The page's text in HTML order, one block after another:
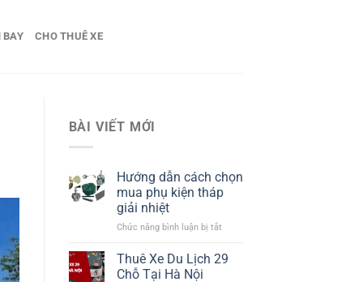
BAY CHO THUÊ XE
BÀI VIẾT MỚI
Hướng dẫn cách chọn
mua phụ kiện tháp
giải nhiệt​
Chức năng bình luận bị tắtở
dẫn
Thuê Xe Du Lịch 29
Chỗ Tại Hà Nội